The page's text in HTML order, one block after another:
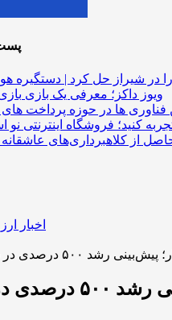
ویوز داکز؛ معرفی یک بازی
اخبار